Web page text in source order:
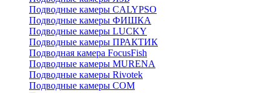
Подводные камеры CALYPSO
Подводные камеры ФИШКА
Подводные камеры LUCKY
Подводные камеры ПРАКТИК
Подводная камера FocusFish
Подводные камеры MURENA
Подводные камеры Rivotek
Подводные камеры СОМ